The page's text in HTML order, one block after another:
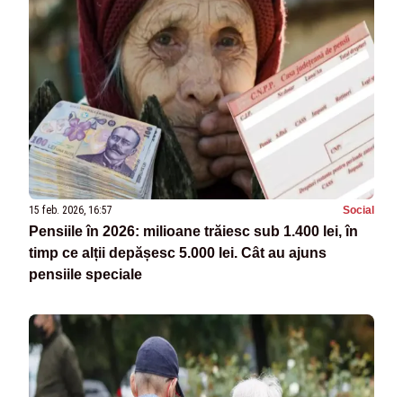
15 feb. 2026, 16:57 Social
Pensiile în 2026: milioane trăiesc sub 1.400 lei, în
timp ce alții depășesc 5.000 lei. Cât au ajuns
pensiile speciale